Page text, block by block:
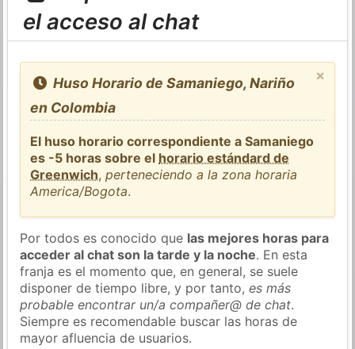
el acceso al chat
×
Huso Horario de Samaniego, Nariño
en Colombia
El huso horario correspondiente a Samaniego
es -5 horas sobre el horario estándard de
Greenwich,perteneciendo a la zona horaria
America/Bogota.
Por todos es conocido que las mejores horas para
acceder al chat son la tarde y la noche. En esta
franja es el momento que, en general, se suele
disponer de tiempo libre, y por tanto,es más
probable encontrar un/a compañer@ de chat.
Siempre es recomendable buscar las horas de
mayor afluencia de usuarios.